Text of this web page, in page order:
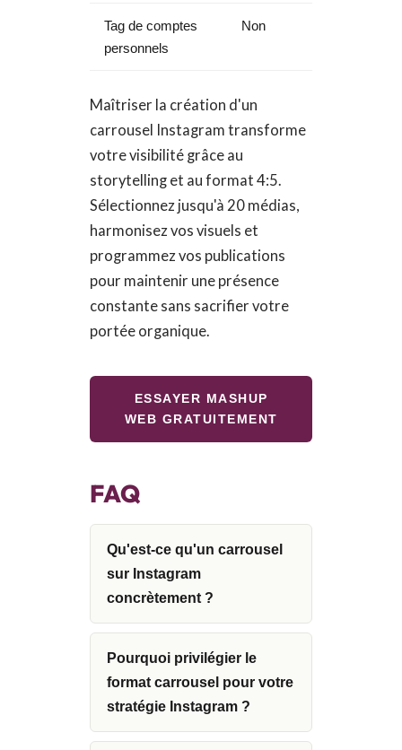
Tag de comptes
personnels
Non
Maîtriser la création d'un
carrousel Instagram transforme
votre visibilité grâce au
storytelling et au format 4:5.
Sélectionnez jusqu'à 20 médias,
harmonisez vos visuels et
programmez vos publications
pour maintenir une présence
constante sans sacrifier votre
portée organique.
ESSAYER MASHUP
WEB GRATUITEMENT
FAQ
Qu'est-ce qu'un carrousel
sur Instagram
concrètement ?
Pourquoi privilégier le
format carrousel pour votre
stratégie Instagram ?